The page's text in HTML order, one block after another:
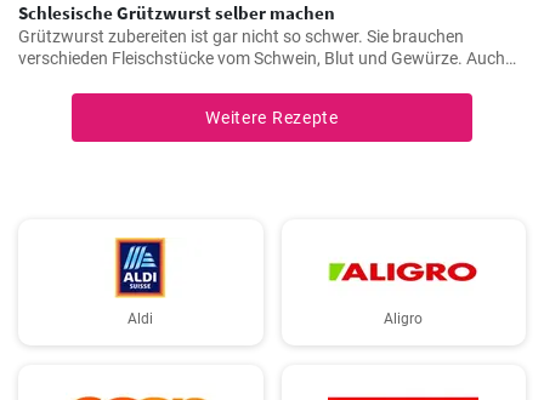
Schlesische Grützwurst selber machen
Grützwurst zubereiten ist gar nicht so schwer. Sie brauchen
verschieden Fleischstücke vom Schwein, Blut und Gewürze. Auch
zubereitet. Die Grütze (aus Getreide) bindet die Wurst .
Weitere Rezepte
Aldi Aligro